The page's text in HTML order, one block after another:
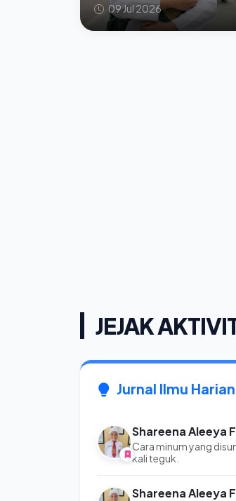
09 Jul 2026
JEJAK
Jurnal Ilmu Harian
Shareena Aleeya
Cara minum yang
kali teguk.
Shareena Aleeya